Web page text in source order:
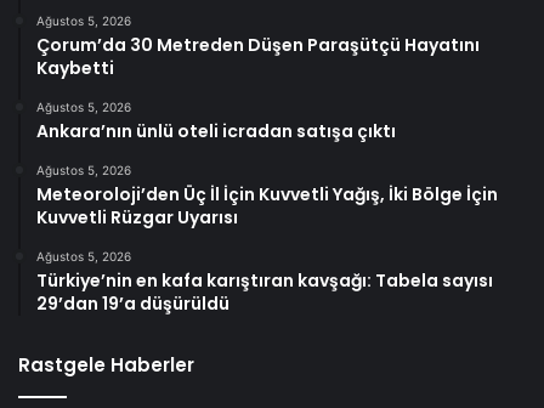
Ağustos 5, 2026
Çorum’da 30 Metreden Düşen Paraşütçü Hayatını
Kaybetti
Ağustos 5, 2026
Ankara’nın ünlü oteli icradan satışa çıktı
Ağustos 5, 2026
Meteoroloji’den Üç İl İçin Kuvvetli Yağış, İki Bölge İçin
Kuvvetli Rüzgar Uyarısı
Ağustos 5, 2026
Türkiye’nin en kafa karıştıran kavşağı: Tabela sayısı
29’dan 19’a düşürüldü
Rastgele Haberler